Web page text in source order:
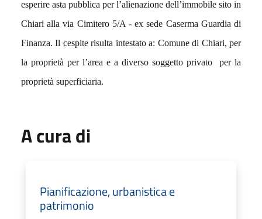
esperire asta pubblica per l’alienazione dell’immobile sito in
Chiari alla via Cimitero 5/A - ex sede Caserma Guardia di
Finanza.Il cespite risulta intestato a: Comune di Chiari, per
la proprietà per l’area e a diverso soggetto privato
per la
proprietà superficiaria.
A cura di
Pianificazione, urbanistica e
patrimonio